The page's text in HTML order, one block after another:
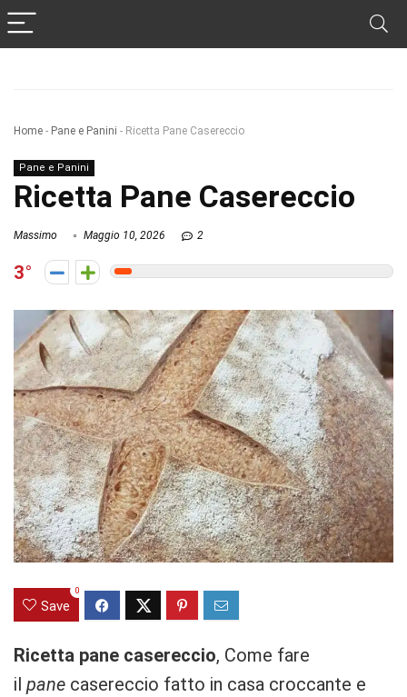
Home - Pane e Panini - Ricetta Pane Casereccio
Pane e Panini
Ricetta Pane Casereccio
Massimo Maggio 10, 2026 2
3
Save
0
Ricetta pane casereccio, Come fare
il pane casereccio fatto in casa croccante e